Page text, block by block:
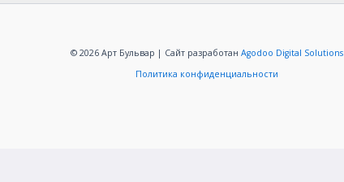
© 2026 Арт Бульвар | Сайт разработанAgodoo Digital Solutions
Политика конфиденциальности